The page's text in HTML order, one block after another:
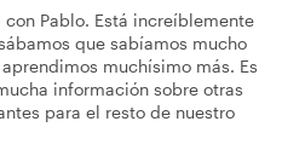
Pablo. Está increíblemente
que sabíamos mucho
muchísimo más. Es
información sobre otras
para el resto de nuestro